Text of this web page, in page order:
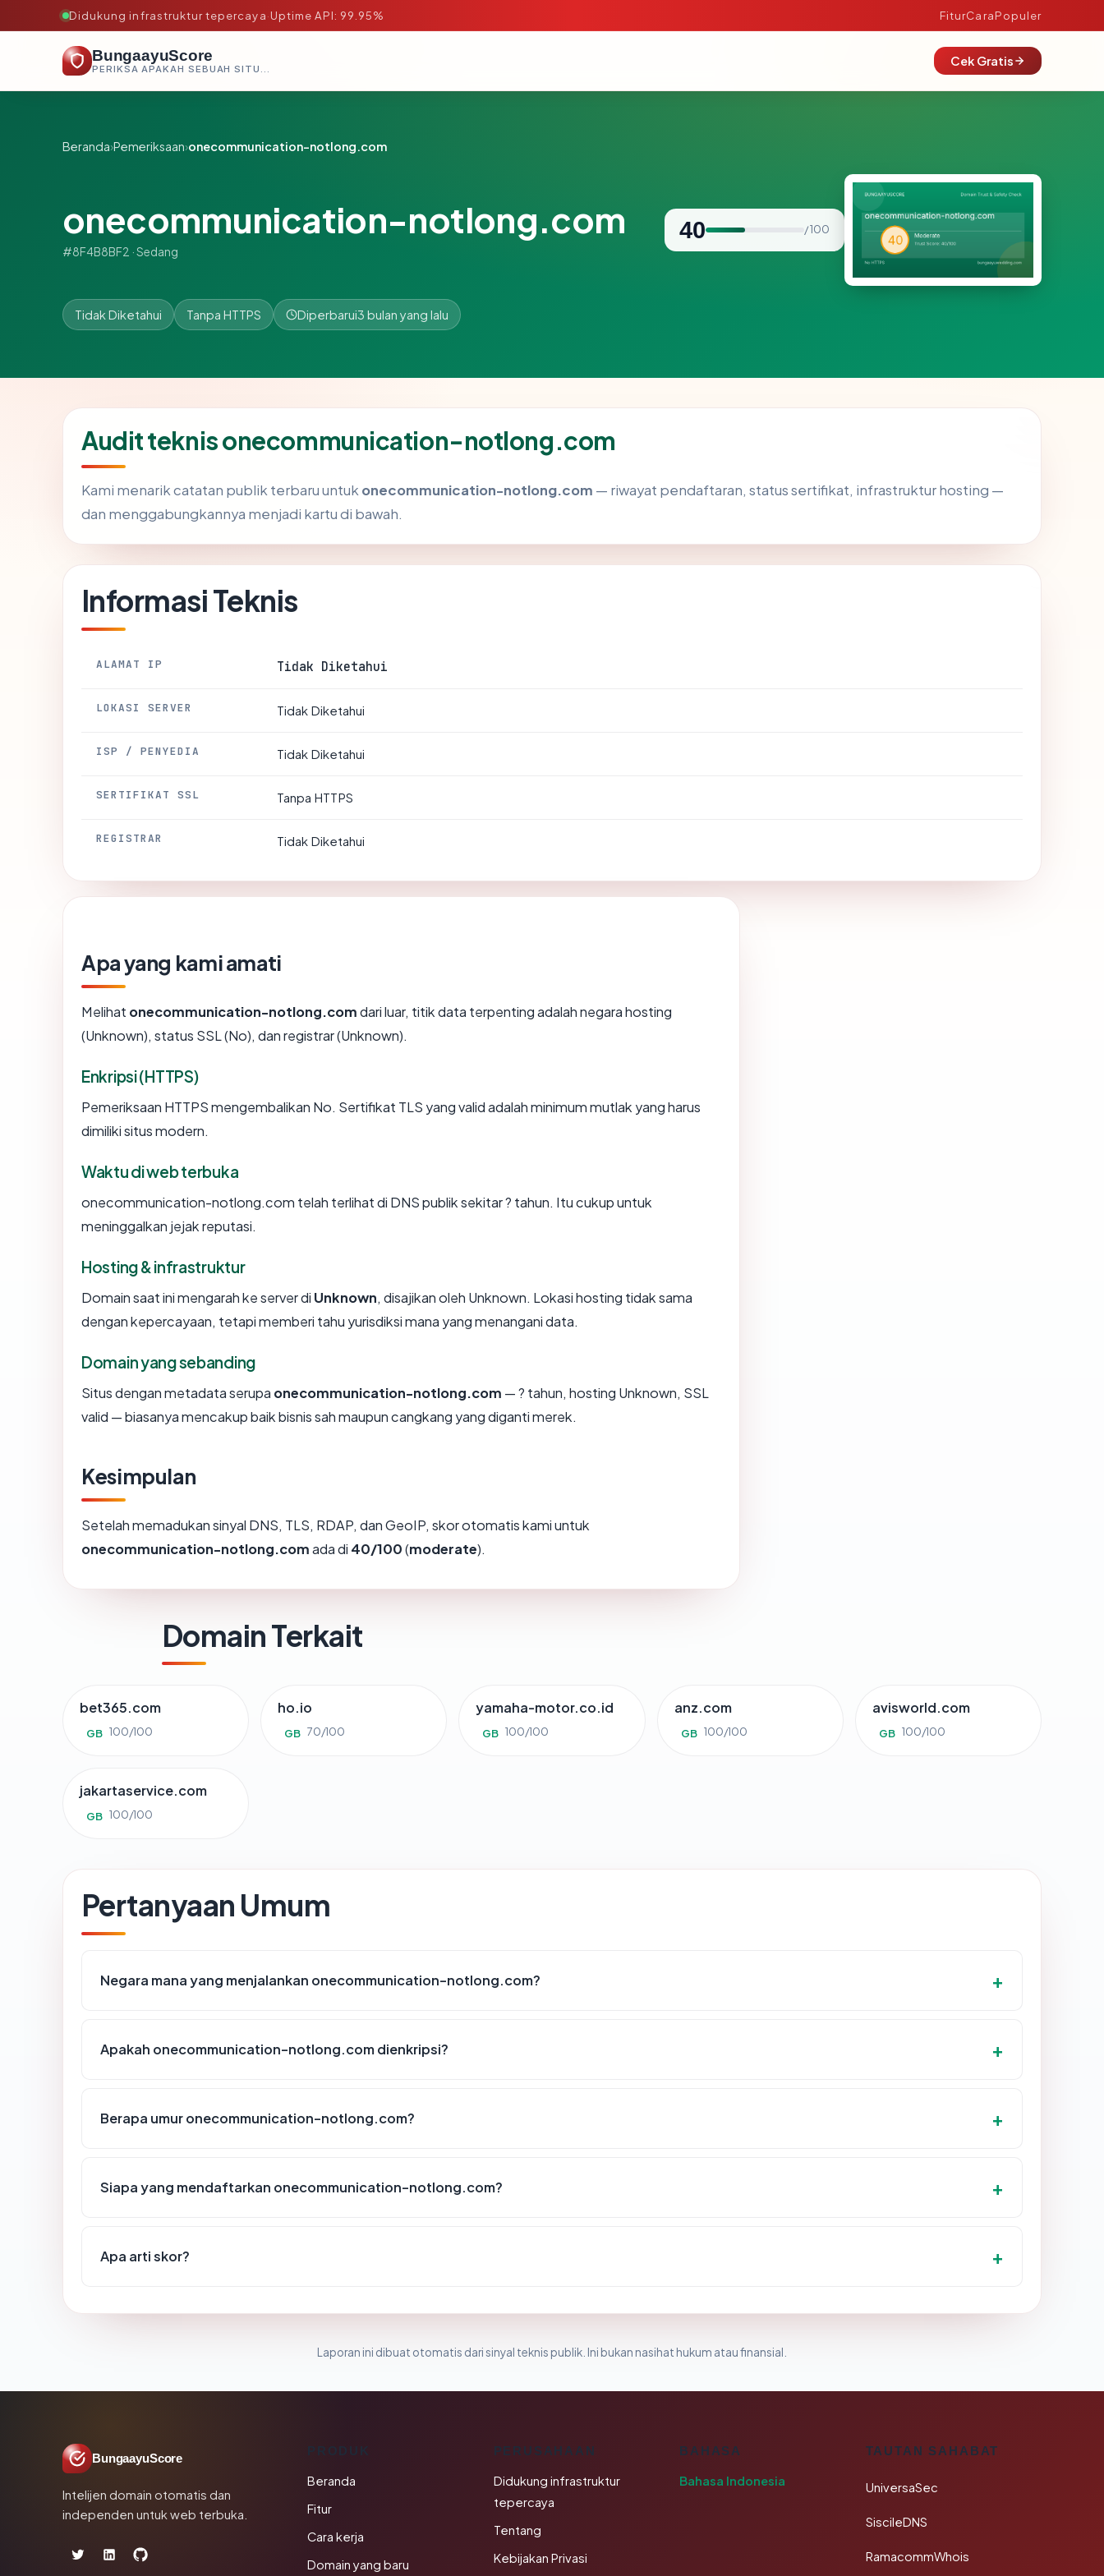
Didukung infrastruktur tepercaya·Uptime API: 99.95% FiturCaraPopuler
BungaayuScore
PERIKSA APAKAH SEBUAH SITUS AMAN, TEPERCAYA, DAN TERVERIFIKASI DALAM HITUNGAN DETIK.
Cek Gratis
Beranda›Pemeriksaan›onecommunication-notlong.com
onecommunication-notlong.com
#8F4B8BF2 · Sedang
40 / 100
Tidak Diketahui Tanpa HTTPS Diperbarui3 bulan yang lalu
Audit teknis onecommunication-notlong.com
Kami menarik catatan publik terbaru untuk onecommunication-notlong.com — riwayat pendaftaran, status sertifikat, infrastruktur hosting —
dan menggabungkannya menjadi kartu di bawah.
Informasi Teknis
ALAMAT IP Tidak Diketahui
LOKASI SERVER Tidak Diketahui
ISP / PENYEDIA Tidak Diketahui
SERTIFIKAT SSL Tanpa HTTPS
REGISTRAR Tidak Diketahui
Apa yang kami amati
Melihat onecommunication-notlong.comdari luar, titik data terpenting adalah negara hosting
(Unknown), status SSL (No), dan registrar (Unknown).
Enkripsi (HTTPS)
Pemeriksaan HTTPS mengembalikan No. Sertifikat TLS yang valid adalah minimum mutlak yang harus
dimiliki situs modern.
Waktu di web terbuka
onecommunication-notlong.com telah terlihat di DNS publik sekitar ? tahun. Itu cukup untuk
meninggalkan jejak reputasi.
Hosting & infrastruktur
Domain saat ini mengarah ke server di Unknown, disajikan oleh Unknown. Lokasi hosting tidak sama
dengan kepercayaan, tetapi memberi tahu yurisdiksi mana yang menangani data.
Domain yang sebanding
Situs dengan metadata serupa onecommunication-notlong.com — ? tahun, hosting Unknown, SSL
valid — biasanya mencakup baik bisnis sah maupun cangkang yang diganti merek.
Kesimpulan
Setelah memadukan sinyal DNS, TLS, RDAP, dan GeoIP, skor otomatis kami untuk
onecommunication-notlong.comada di 40/100(moderate).
Domain Terkait
bet365.com
GB 100/100
ho.io
GB 70/100
yamaha-motor.co.id
GB 100/100
anz.com
GB 100/100
avisworld.com
GB 100/100
jakartaservice.com
GB 100/100
Pertanyaan Umum
Negara mana yang menjalankan onecommunication-notlong.com?
Apakah onecommunication-notlong.com dienkripsi?
Berapa umur onecommunication-notlong.com?
Siapa yang mendaftarkan onecommunication-notlong.com?
Apa arti skor?
Laporan ini dibuat otomatis dari sinyal teknis publik. Ini bukan nasihat hukum atau finansial.
BungaayuScore
Intelijen domain otomatis dan
independen untuk web terbuka.
Beranda
Fitur
Cara kerja
Domain yang baru
PERUSAHAAN
Didukung infrastruktur
tepercaya
Tentang
Kebijakan Privasi
BAHASA
Bahasa Indonesia
TAUTAN SAHABAT
UniversaSec
SiscileDNS
RamacommWhois